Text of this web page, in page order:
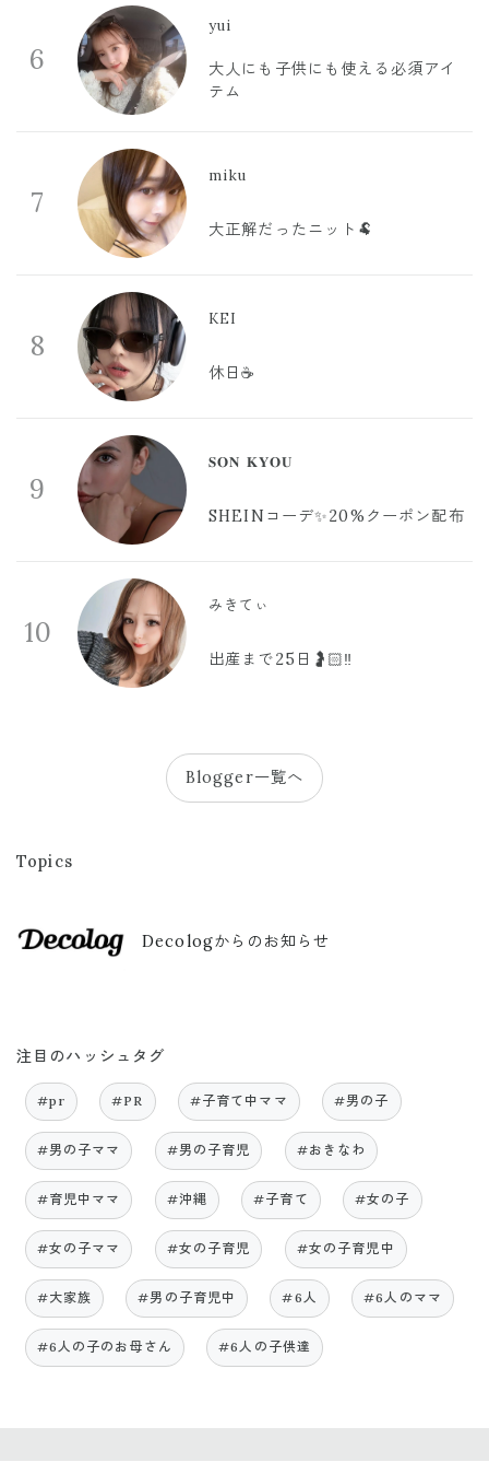
6
yui
大人にも子供にも使える必須アイ
テム
7
miku
大正解だったニット🐏
8
KEI
休日☕️
9
𝐒𝐎𝐍 𝐊𝐘𝐎𝐔
SHEINコーデ✨20%クーポン配布
10
みきてぃ
出産まで25日🤰🏻‼️
Blogger一覧へ
Topics
Decologからのお知らせ
注目のハッシュタグ
#pr #PR #子育て中ママ #男の子
#男の子ママ #男の子育児 #おきなわ
#育児中ママ #沖縄 #子育て #女の子
#女の子ママ #女の子育児 #女の子育児中
#大家族 #男の子育児中 #6人 #6人のママ
#6人の子のお母さん #6人の子供達